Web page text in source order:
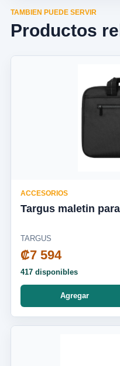
TAMBIEN PUEDE SERVIR
Productos
ACCESORIOS
Targus maletin
TARGUS
₡7 594
417 disponibles
Agregar